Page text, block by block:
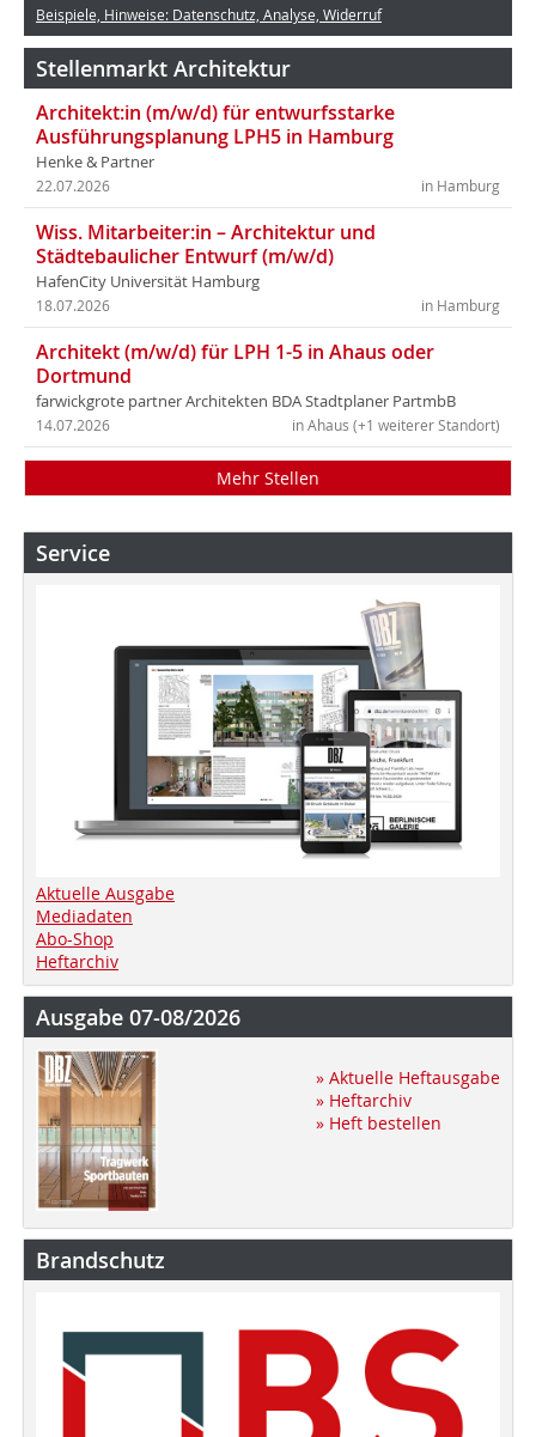
Beispiele, Hinweise: Datenschutz, Analyse, Widerruf
Stellenmarkt Architektur
Architekt:in (m/w/d) für entwurfsstarke
Ausführungsplanung LPH5 in Hamburg
Henke & Partner
in Hamburg
22.07.2026
Wiss. Mitarbeiter:in – Architektur und
Städtebaulicher Entwurf (m/w/d)
HafenCity Universität Hamburg
in Hamburg
18.07.2026
Architekt (m/w/d) für LPH 1-5 in Ahaus oder
Dortmund
farwickgrote partner Architekten BDA Stadtplaner PartmbB
in Ahaus (+1 weiterer Standort)
14.07.2026
Mehr Stellen
Service
Aktuelle Ausgabe
Mediadaten
Abo-Shop
Heftarchiv
Ausgabe 07-08/2026
» Aktuelle Heftausgabe
» Heftarchiv
» Heft bestellen
Brandschutz